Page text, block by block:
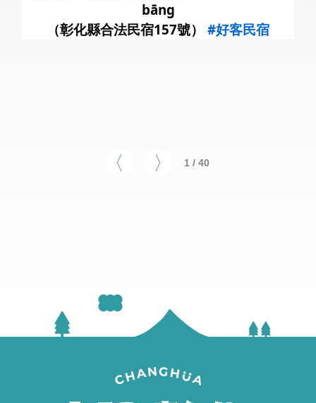
bāng
（彰化縣合法民宿157號） #好客民宿
1 / 40